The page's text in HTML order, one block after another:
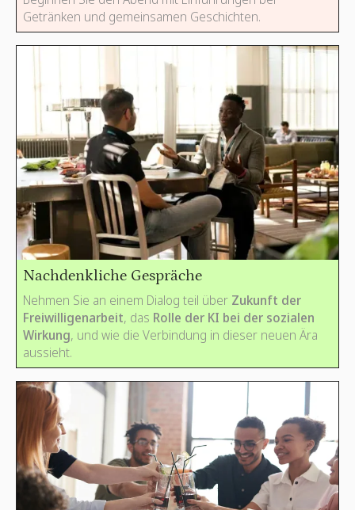
Getränken und gemeinsamen Geschichten.
Nachdenkliche Gespräche
Nehmen Sie an einem Dialog teil über Zukunft der
Freiwilligenarbeit, das Rolle der KI bei der sozialen
Wirkung, und wie die Verbindung in dieser neuen Ära
aussieht.